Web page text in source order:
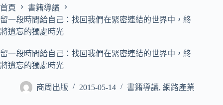
容
首頁
書籍導讀
留一段時間給自己：找回我們在緊密連結的世界中，終
將遺忘的獨處時光
留一段時間給自己：找回我們在緊密連結的世界中，終
將遺忘的獨處時光
商周出版 2015-05-14 書籍導讀, 網路產業